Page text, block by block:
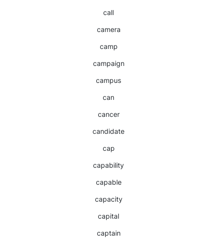
call
camera
camp
campaign
campus
can
cancer
candidate
cap
capability
capable
capacity
capital
captain